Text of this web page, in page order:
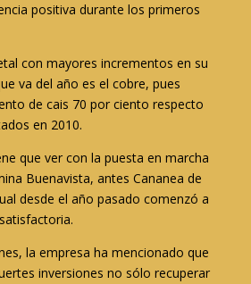
positiva durante los primeros
con mayores incrementos en su
va del año es el cobre, pues
de cais 70 por ciento respecto
en 2010.
que ver con la puesta en marcha
Buenavista, antes Cananea de
desde el año pasado comenzó a
la empresa ha mencionado que
inversiones no sólo recuperar